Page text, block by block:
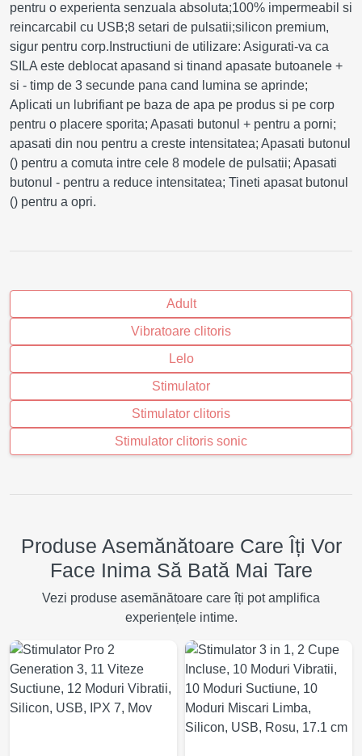
pentru o experienta senzuala absoluta;100% impermeabil si
reincarcabil cu USB;8 setari de pulsatii;silicon premium,
sigur pentru corp.Instructiuni de utilizare: Asigurati-va ca
SILA este deblocat apasand si tinand apasate butoanele +
si - timp de 3 secunde pana cand lumina se aprinde;
Aplicati un lubrifiant pe baza de apa pe produs si pe corp
pentru o placere sporita; Apasati butonul + pentru a porni;
apasati din nou pentru a creste intensitatea; Apasati butonul
() pentru a comuta intre cele 8 modele de pulsatii; Apasati
butonul - pentru a reduce intensitatea; Tineti apasat butonul
() pentru a opri.
Adult
Vibratoare clitoris
Lelo
Stimulator
Stimulator clitoris
Stimulator clitoris sonic
Produse Asemănătoare Care Îți Vor
Face Inima Să Bată Mai Tare
Vezi produse asemănătoare care îți pot amplifica
experiențele intime.